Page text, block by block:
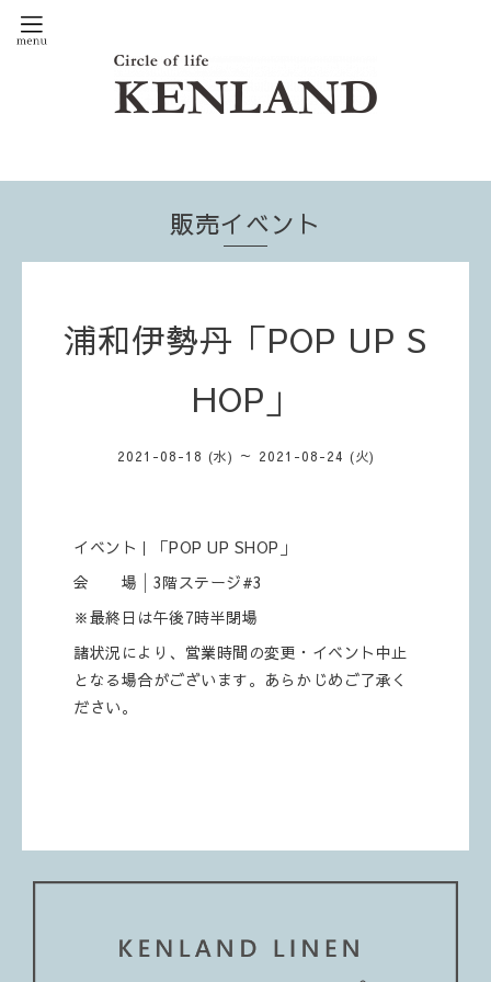
販売イベント
浦和伊勢丹「POP UP S
HOP」
2021-08-18 (水) ～ 2021-08-24 (火)
イベント｜「POP UP SHOP」
会 場│3階ステージ#3
※最終日は午後7時半閉場
諸状況により、営業時間の変更・イベント中止
となる場合がございます。あらかじめご了承く
ださい。